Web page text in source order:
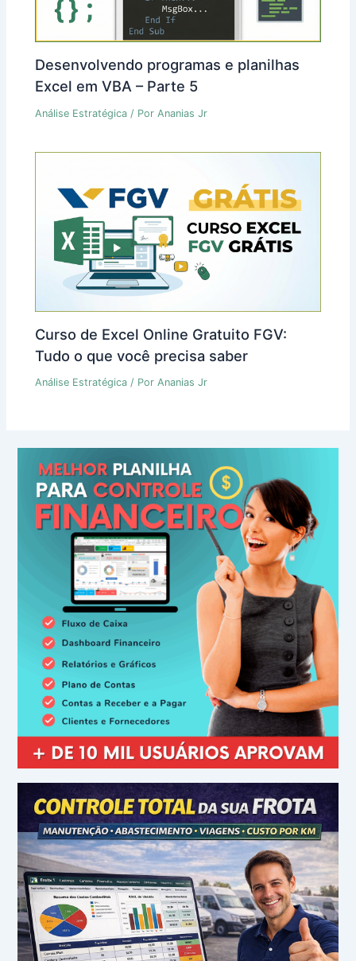
Desenvolvendo programas e planilhas
Excel em VBA – Parte 5
Análise Estratégica / PorAnanias Jr
Curso de Excel Online Gratuito FGV:
Tudo o que você precisa saber
Análise Estratégica / PorAnanias Jr